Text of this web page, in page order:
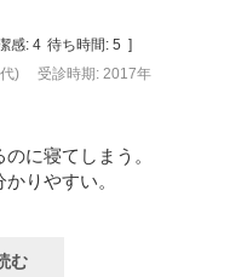
感: 4 待ち時間: 5
) 受診時期: 2017年
に寝てしまう。
りやすい。
む